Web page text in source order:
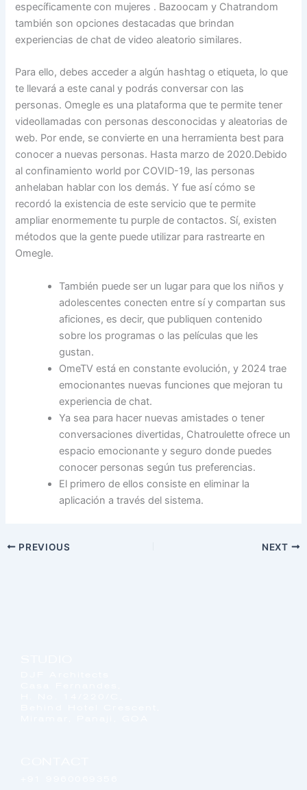
específicamente con mujeres . Bazoocam y Chatrandom
también son opciones destacadas que brindan
experiencias de chat de video aleatorio similares.
Para ello, debes acceder a algún hashtag o etiqueta, lo que
te llevará a este canal y podrás conversar con las
personas. Omegle es una plataforma que te permite tener
videollamadas con personas desconocidas y aleatorias de
web. Por ende, se convierte en una herramienta best para
conocer a nuevas personas. Hasta marzo de 2020.Debido
al confinamiento world por COVID-19, las personas
anhelaban hablar con los demás. Y fue así cómo se
recordó la existencia de este servicio que te permite
ampliar enormemente tu purple de contactos. Sí, existen
métodos que la gente puede utilizar para rastrearte en
Omegle.
También puede ser un lugar para que los niños y
adolescentes conecten entre sí y compartan sus
aficiones, es decir, que publiquen contenido
sobre los programas o las películas que les
gustan.
OmeTV está en constante evolución, y 2024 trae
emocionantes nuevas funciones que mejoran tu
experiencia de chat.
Ya sea para hacer nuevas amistades o tener
conversaciones divertidas, Chatroulette ofrece un
espacio emocionante y seguro donde puedes
conocer personas según tus preferencias.
El primero de ellos consiste en eliminar la
aplicación a través del sistema.
PREVIOUS NEXT